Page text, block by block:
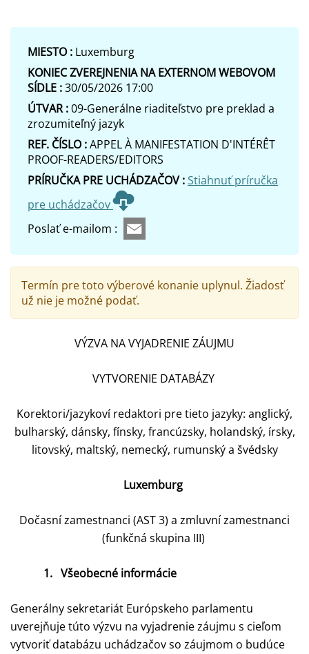
MIESTO : Luxemburg
KONIEC ZVEREJNENIA NA EXTERNOM WEBOVOM
SÍDLE :30/05/2026 17:00
ÚTVAR :09-Generálne riaditeľstvo pre preklad a
zrozumiteľný jazyk
REF. ČÍSLO :APPEL À MANIFESTATION D'INTÉRÊT
PROOF-READERS/EDITORS
PRÍRUČKA PRE UCHÁDZAČOV :Stiahnuť príručka
pre uchádzačov
Poslať e-mailom :
Termín pre toto výberové konanie uplynul. Žiadosť
už nie je možné podať.
VÝZVA NA VYJADRENIE ZÁUJMU
VYTVORENIE DATABÁZY
Korektori/jazykoví redaktori pre tieto jazyky: anglický,
bulharský, dánsky, fínsky, francúzsky, holandský, írsky,
litovský, maltský, nemecký, rumunský a švédsky
Luxemburg
Dočasní zamestnanci (AST 3) a zmluvní zamestnanci
(funkčná skupina III)
1. Všeobecné informácie
Generálny sekretariát Európskeho parlamentu
uverejňuje túto výzvu na vyjadrenie záujmu s cieľom
vytvoriť databázu uchádzačov so záujmom o budúce